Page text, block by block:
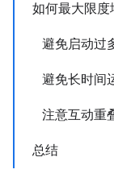
如何最大限度
避免启动过
避免长时间
注意互动重
总结